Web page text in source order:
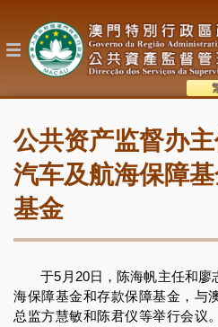
到
内
目公共资产监督办
汽车及航海保障
基金
于5月20日，陈海帆主任和廖
海保障基金和存款保障基金，与
总监方慧敏和陈君仪等举行会议